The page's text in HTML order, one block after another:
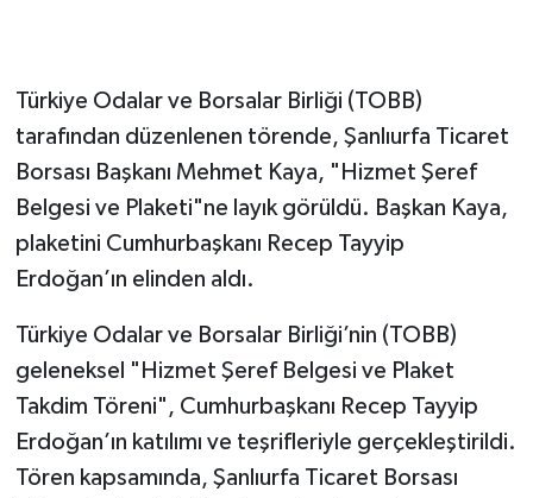
Türkiye Odalar ve Borsalar Birliği (TOBB)
tarafından düzenlenen törende, Şanlıurfa Ticaret
Borsası Başkanı Mehmet Kaya, "Hizmet Şeref
Belgesi ve Plaketi"ne layık görüldü. Başkan Kaya,
plaketini Cumhurbaşkanı Recep Tayyip
Erdoğan’ın elinden aldı.
Türkiye Odalar ve Borsalar Birliği’nin (TOBB)
geleneksel "Hizmet Şeref Belgesi ve Plaket
Takdim Töreni", Cumhurbaşkanı Recep Tayyip
Erdoğan’ın katılımı ve teşrifleriyle gerçekleştirildi.
Tören kapsamında, Şanlıurfa Ticaret Borsası